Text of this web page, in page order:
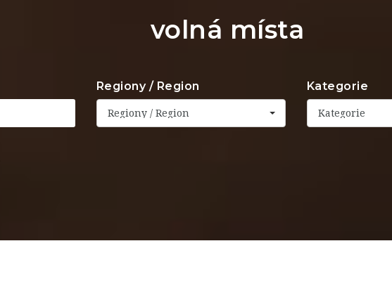
volná místa
Regiony / Region
Regiony / Region
Kategorie
Kategorie